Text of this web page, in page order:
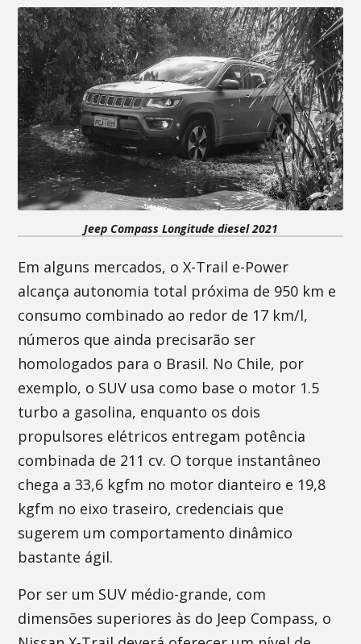
Jeep Compass Longitude diesel 2021
Em alguns mercados, o X-Trail e-Power
alcança autonomia total próxima de 950 km e
consumo combinado ao redor de 17 km/l,
números que ainda precisarão ser
homologados para o Brasil. No Chile, por
exemplo, o SUV usa como base o motor 1.5
turbo a gasolina, enquanto os dois
propulsores elétricos entregam potência
combinada de 211 cv. O torque instantâneo
chega a 33,6 kgfm no motor dianteiro e 19,8
kgfm no eixo traseiro, credenciais que
sugerem um comportamento dinâmico
bastante ágil.
Por ser um SUV médio-grande, com
dimensões superiores às do Jeep Compass, o